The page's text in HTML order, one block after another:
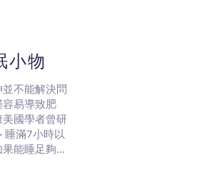
小物
不能解決問
易導致肥
國學者曾研
睡滿7小時以
能睡足夠的